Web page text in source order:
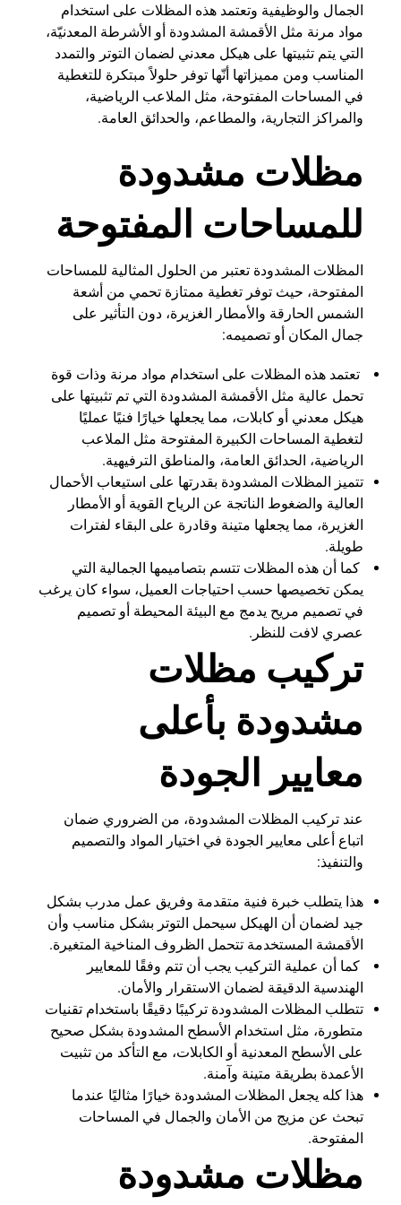
الجمال والوظيفية وتعتمد هذه المظلات على استخدام
مواد مرنة مثل الأقمشة المشدودة أو الأشرطة المعدنيّة،
التي يتم تثبيتها على هيكل معدني لضمان التوتر والتمدد
المناسب ومن مميزاتها أنّها توفر حلولاً مبتكرة للتغطية
في المساحات المفتوحة، مثل الملاعب الرياضية،
والمراكز التجارية، والمطاعم، والحدائق العامة.
مظلات مشدودة
للمساحات المفتوحة
المظلات المشدودة تعتبر من الحلول المثالية للمساحات
المفتوحة، حيث توفر تغطية ممتازة تحمي من أشعة
الشمس الحارقة والأمطار الغزيرة، دون التأثير على
جمال المكان أو تصميمه:
تعتمد هذه المظلات على استخدام مواد مرنة وذات قوة
تحمل عالية مثل الأقمشة المشدودة التي تم تثبيتها على
هيكل معدني أو كابلات، مما يجعلها خيارًا فنيًا عمليًا
لتغطية المساحات الكبيرة المفتوحة مثل الملاعب
الرياضية، الحدائق العامة، والمناطق الترفيهية.
تتميز المظلات المشدودة بقدرتها على استيعاب الأحمال
العالية والضغوط الناتجة عن الرياح القوية أو الأمطار
الغزيرة، مما يجعلها متينة وقادرة على البقاء لفترات
طويلة.
كما أن هذه المظلات تتسم بتصاميمها الجمالية التي
يمكن تخصيصها حسب احتياجات العميل، سواء كان يرغب
في تصميم مريح يدمج مع البيئة المحيطة أو تصميم
عصري لافت للنظر.
تركيب مظلات
مشدودة بأعلى
معايير الجودة
عند تركيب المظلات المشدودة، من الضروري ضمان
اتباع أعلى معايير الجودة في اختيار المواد والتصميم
والتنفيذ:
هذا يتطلب خبرة فنية متقدمة وفريق عمل مدرب بشكل
جيد لضمان أن الهيكل سيحمل التوتر بشكل مناسب وأن
الأقمشة المستخدمة تتحمل الظروف المناخية المتغيرة.
كما أن عملية التركيب يجب أن تتم وفقًا للمعايير
الهندسية الدقيقة لضمان الاستقرار والأمان.
تتطلب المظلات المشدودة تركيبًا دقيقًا باستخدام تقنيات
متطورة، مثل استخدام الأسطح المشدودة بشكل صحيح
على الأسطح المعدنية أو الكابلات، مع التأكد من تثبيت
الأعمدة بطريقة متينة وآمنة.
هذا كله يجعل المظلات المشدودة خيارًا مثاليًا عندما
تبحث عن مزيج من الأمان والجمال في المساحات
المفتوحة.
مظلات مشدودة